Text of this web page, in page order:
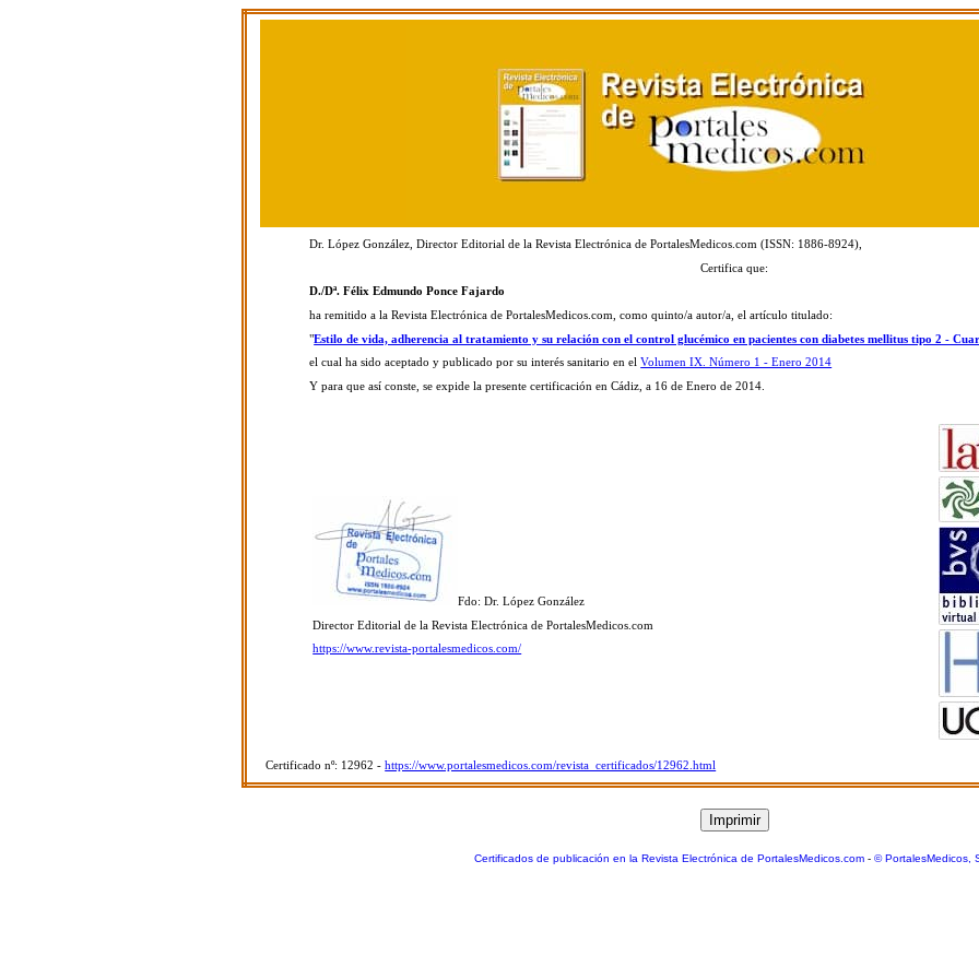
Dr. López González, Director Editorial de la Revista Electrónica de PortalesMedicos.com (ISSN: 1886-8924),
Certifica que:
D./Dª. Félix Edmundo Ponce Fajardo
ha remitido a la Revista Electrónica de PortalesMedicos.com, como quinto/a autor/a, el artículo titulado:
"Estilo de vida, adherencia al tratamiento y su relación con el control glucémico en pacientes con diabetes mellitus tipo 2 -
el cual ha sido aceptado y publicado por su interés sanitario en elVolumen IX. Número 1 - Enero 2014
Y para que así conste, se expide la presente certificación en Cádiz, a 16 de Enero de 2014.
Fdo: Dr. López González
Director Editorial de la Revista Electrónica de PortalesMedicos.com
https://www.revista-portalesmedicos.com/
Certificado nº: 12962 -https://www.portalesmedicos.com/revista_certificados/12962.html
Certificados de publicación en la Revista Electrónica de PortalesMedicos.com- © PortalesMedicos,